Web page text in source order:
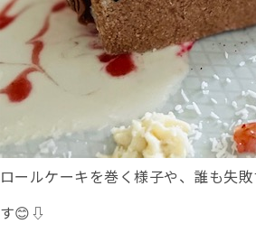
ロールケーキを巻く様子や、誰も失
す😊⇩